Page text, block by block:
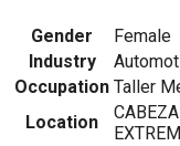
Gender
Female
Industry
Occupation Taller
Location